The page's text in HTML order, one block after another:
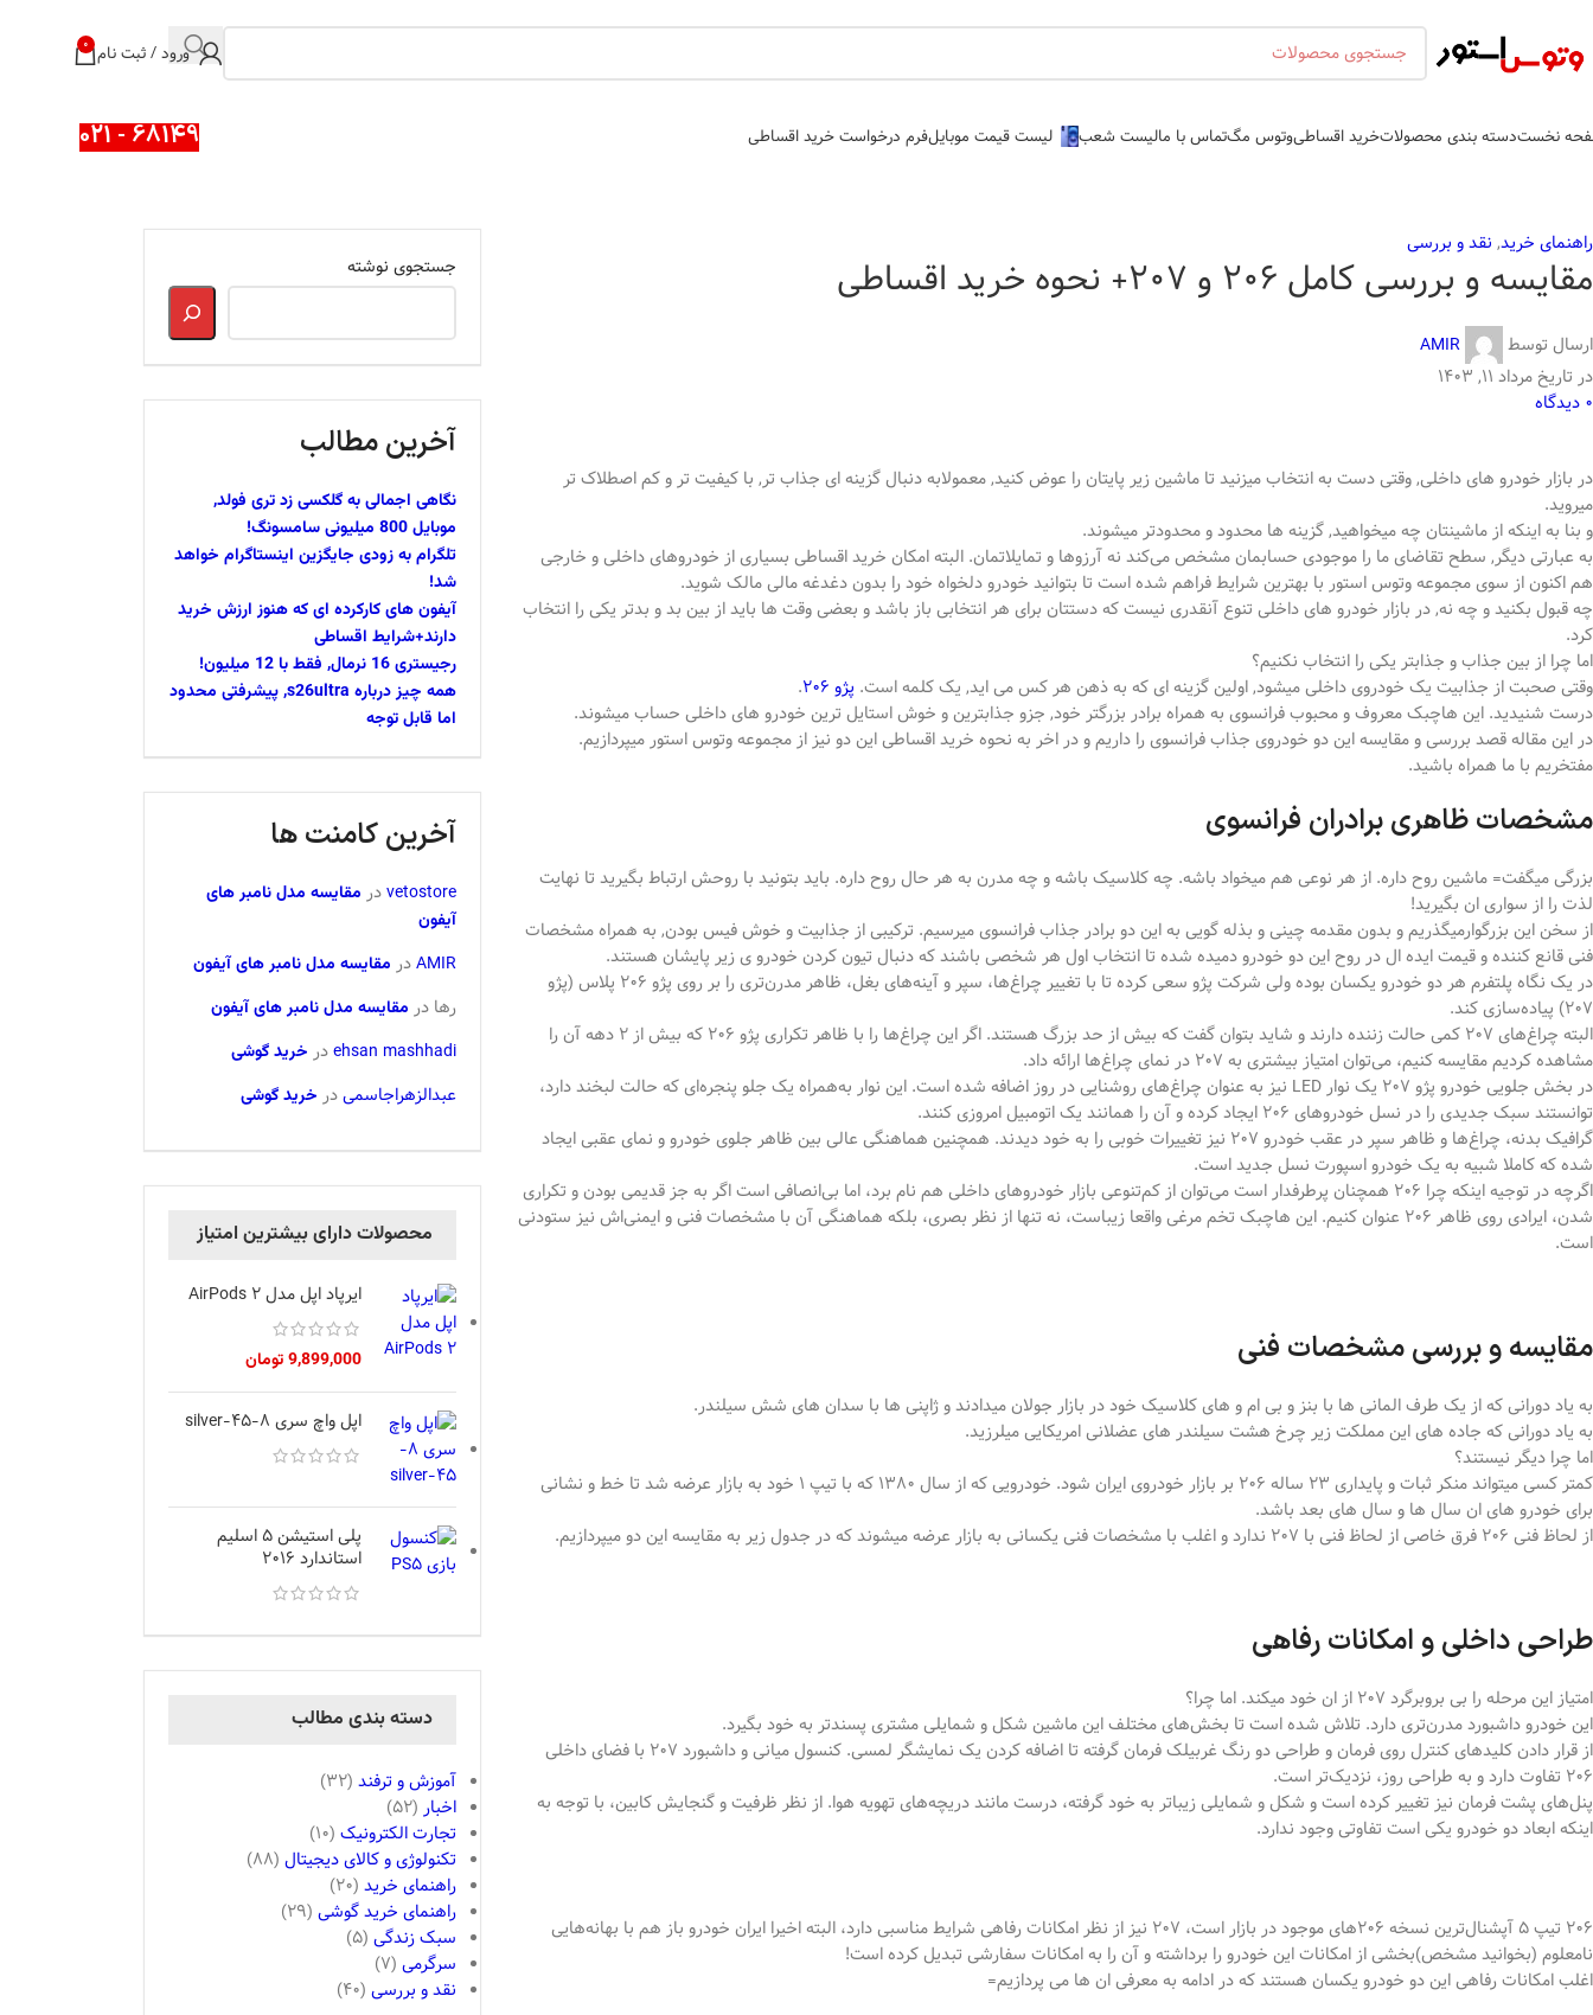
ورود / ثبت نام 0
نخستدسته بندی محصولاتخرید اقساطیوتوس مگتماس با مالیست شعب لیست قیمت موبایلفرم درخواست خرید اقساطی 68149 - 021
راهنمای خرید, نقد و بررسی
مقایسه و بررسی کامل 206 و 207+ نحوه خرید اقساطی
ارسال توسط
AMIR
در تاریخ مرداد ۱۱, ۱۴۰۳
0 دیدگاه
در بازار خودرو های داخلی, وقتی دست به انتخاب میزنید تا ماشین زیر پایتان را عوض کنید, معمولابه دنبال گزینه ای جذاب تر, با کیفیت تر و کم اصطلاک تر
میروید.
و بنا به اینکه از ماشینتان چه میخواهید, گزینه ها محدود و محدودتر میشوند.
به عبارتی دیگر, سطح تقاضای ما را موجودی حسابمان مشخص می‌کند نه آرزوها و تمایلاتمان. البته امکان خرید اقساطی بسیاری از خودروهای داخلی و خارجی
هم اکنون از سوی مجموعه وتوس استور با بهترین شرایط فراهم شده است تا بتوانید خودرو دلخواه خود را بدون دغدغه مالی مالک شوید.
چه قبول بکنید و چه نه, در بازار خودرو های داخلی تنوع آنقدری نیست که دستتان برای هر انتخابی باز باشد و بعضی وقت ها باید از بین بد و بدتر یکی را انتخاب
کرد.
اما چرا از بین جذاب و جذابتر یکی را انتخاب نکنیم؟
وقتی صحبت از جذابیت یک خودروی داخلی میشود, اولین گزینه ای که به ذهن هر کس می اید, یک کلمه است. پژو 206
.
درست شنیدید. این هاچبک معروف و محبوب فرانسوی به همراه برادر بزرگتر خود, جزو جذابترین و خوش استایل ترین خودرو های داخلی حساب میشوند.
در این مقاله قصد بررسی و مقایسه این دو خودروی جذاب فرانسوی را داریم و در اخر به نحوه خرید اقساطی این دو نیز از مجموعه وتوس استور میپردازیم.
مفتخریم با ما همراه باشید.
مشخصات ظاهری برادران فرانسوی
بزرگی میگفت= ماشین روح داره. از هر نوعی هم میخواد باشه. چه کلاسیک باشه و چه مدرن به هر حال روح داره. باید بتونید با روحش ارتباط بگیرید تا نهایت
لذت را از سواری ان بگیرید!
از سخن این بزرگوارمیگذریم و بدون مقدمه چینی و بذله گویی به این دو برادر جذاب فرانسوی میرسیم. ترکیبی از جذابیت و خوش فیس بودن, به همراه مشخصات
فنی قانع کننده و قیمت ایده ال در روح این دو خودرو دمیده شده تا انتخاب اول هر شخصی باشند که دنبال تیون کردن خودرو ی زیر پایشان هستند.
در یک نگاه پلتفرم هر دو خودرو یکسان بوده ولی شرکت پژو سعی کرده تا با تغییر چراغ‌ها، سپر و آینه‌های بغل، ظاهر مدرن‌تری را بر روی پژو 206 پلاس (پژو
207) پیاده‌سازی کند.
البته چراغ‌های 207 کمی حالت زننده دارند و شاید بتوان گفت که بیش از حد بزرگ هستند. اگر این چراغ‌ها را با ظاهر تکراری پژو 206 که بیش از 2 دهه آن را
مشاهده کردیم مقایسه کنیم، می‌توان امتیاز بیشتری به 207 در نمای چراغ‌ها ارائه داد.
در بخش جلویی خودرو پژو 207 یک نوار LED نیز به عنوان چراغ‌های روشنایی در روز اضافه شده است. این نوار به‌همراه یک جلو پنجره‌ای که حالت لبخند دارد،
توانستند سبک جدیدی را در نسل خودروهای 206 ایجاد کرده و آن را همانند یک اتومبیل امروزی کنند.
گرافیک بدنه، چراغ‌ها و ظاهر سپر در عقب خودرو 207 نیز تغییرات خوبی را به خود دیدند. همچنین هماهنگی عالی بین ظاهر جلوی خودرو و نمای عقبی ایجاد
شده که کاملا شبیه به یک خودرو اسپورت نسل جدید است.
اگرچه در توجیه اینکه چرا 206 همچنان پرطرفدار است می‌توان از کم‌تنوعی بازار خودروهای داخلی هم نام برد، اما بی‌انصافی است اگر به جز قدیمی بودن و تکراری
شدن، ایرادی روی ظاهر 206 عنوان کنیم. این هاچبک تخم مرغی واقعا زیباست، نه تنها از نظر بصری، بلکه هماهنگی آن با مشخصات فنی و ایمنی‌اش نیز ستودنی
است.
مقایسه و بررسی مشخصات فنی
به یاد دورانی که از یک طرف المانی ها با بنز و بی ام و های کلاسیک خود در بازار جولان میدادند و ژاپنی ها با سدان های شش سیلندر.
به یاد دورانی که جاده های این مملکت زیر چرخ هشت سیلندر های عضلانی امریکایی میلرزید.
اما چرا دیگر نیستند؟
کمتر کسی میتواند منکر ثبات و پایداری 23 ساله 206 بر بازار خودروی ایران شود. خودرویی که از سال 1380 که با تیپ 1 خود به بازار عرضه شد تا خط و نشانی
برای خودرو های ان سال ها و سال های بعد باشد.
از لحاظ فنی 206 فرق خاصی از لحاظ فنی با 207 ندارد و اغلب با مشخصات فنی یکسانی به بازار عرضه میشوند که در جدول زیر به مقایسه این دو میپردازیم.
طراحی داخلی و امکانات رفاهی
امتیاز این مرحله را بی بروبرگرد 207 از ان خود میکند. اما چرا؟
این خودرو داشبورد مدرن‌تری دارد. تلاش شده است تا بخش‌های مختلف این ماشین شکل و شمایلی مشتری پسند‌تر به خود بگیرد.
از قرار دادن کلیدهای کنترل روی فرمان و طراحی دو رنگ غربیلک فرمان گرفته تا اضافه کردن یک نمایشگر لمسی. کنسول میانی و داشبورد 207 با فضای داخلی
206 تفاوت دارد و به طراحی روز، نزدیک‌تر است.
پنل‌های پشت فرمان نیز تغییر کرده است و شکل و شمایلی زیباتر به خود گرفته، درست مانند دریچه‌های تهویه هوا. از نظر ظرفیت و گنجایش کابین، با توجه به
اینکه ابعاد دو خودرو یکی است تفاوتی وجود ندارد.
206 تیپ 5 آپشنال‌ترین نسخه 206‌های موجود در بازار است، 207 نیز از نظر امکانات رفاهی شرایط مناسبی دارد، البته اخیرا ایران خودرو باز هم با بهانه‌هایی
نامعلوم (بخوانید مشخص)بخشی از امکانات این خودرو را برداشته و آن را به امکانات سفارشی تبدیل کرده است!
اغلب امکانات رفاهی این دو خودرو یکسان هستند که در ادامه به معرفی ان ها می پردازیم=
جستجوی نوشته
آخرین مطالب
نگاهی اجمالی به گلکسی زد تری فولد,
موبایل 800 میلیونی سامسونگ!
تلگرام به زودی جایگزین اینستاگرام خواهد
شد!
آیفون های کارکرده ای که هنوز ارزش خرید
دارند+شرایط اقساطی
رجیستری 16 نرمال, فقط با 12 میلیون!
همه چیز درباره s26ultra, پیشرفتی محدود
اما قابل توجه
آخرین کامنت ها
vetostoreدر مقایسه مدل نامبر های
آیفون
AMIRدر مقایسه مدل نامبر های آیفون
رها در مقایسه مدل نامبر های آیفون
ehsan mashhadiدر خرید گوشی
عبدالزهراجاسمیدر خرید گوشی
محصولات دارای بیشترین امتیاز
ایرپاد اپل مدل AirPods 2
9,899,000تومان
اپل واچ سری 8-45-silver
پلی استیشن 5 اسلیم
استاندارد 2016
دسته بندی مطالب
آموزش و ترفند(32)
اخبار(52)
تجارت الکترونیک(10)
تکنولوژی و کالای دیجیتال(88)
راهنمای خرید(20)
راهنمای خرید گوشی(29)
سبک زندگی(5)
سرگرمی(7)
نقد و بررسی(40)